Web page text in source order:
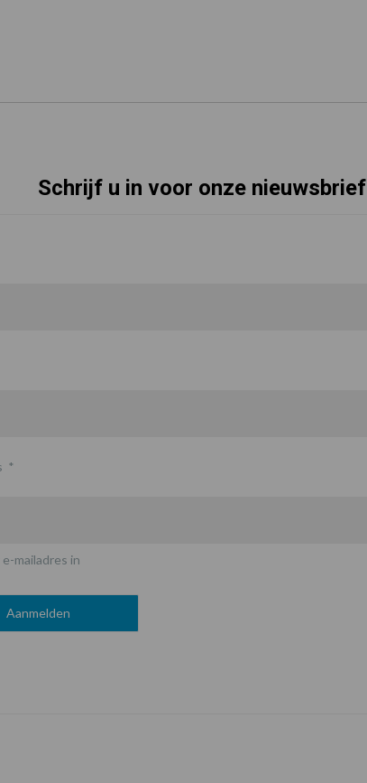
Schrijf u in voor onze nieuwsbrief
*
mailadres in